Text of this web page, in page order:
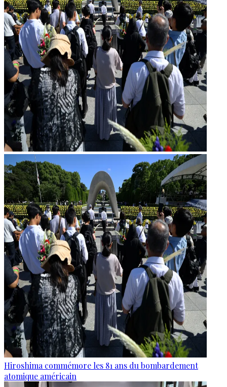
Hiroshima commémore les 81 ans du bombardement
atomique américain